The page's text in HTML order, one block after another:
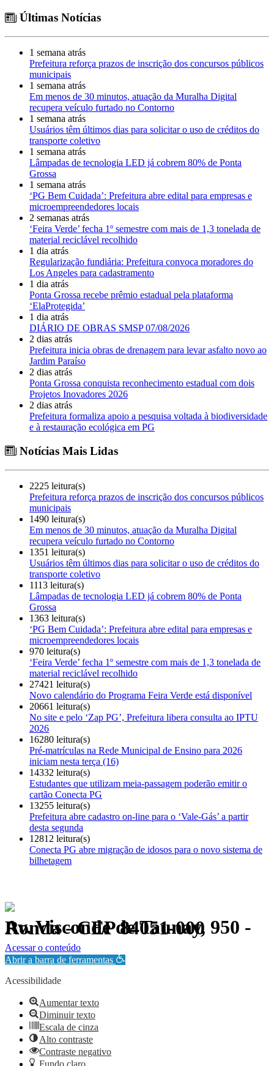
Últimas Notícias
1 semana atrás
Prefeitura reforça prazos de inscrição dos concursos públicos
municipais
1 semana atrás
Em menos de 30 minutos, atuação da Muralha Digital
recupera veículo furtado no Contorno
1 semana atrás
Usuários têm últimos dias para solicitar o uso de créditos do
transporte coletivo
1 semana atrás
Lâmpadas de tecnologia LED já cobrem 80% de Ponta
Grossa
1 semana atrás
‘PG Bem Cuidada’: Prefeitura abre edital para empresas e
microempreendedores locais
2 semanas atrás
‘Feira Verde’ fecha 1º semestre com mais de 1,3 tonelada de
material reciclável recolhido
1 dia atrás
Regularização fundiária: Prefeitura convoca moradores do
Los Angeles para cadastramento
1 dia atrás
Ponta Grossa recebe prêmio estadual pela plataforma
‘ElaProtegida’
1 dia atrás
DIÁRIO DE OBRAS SMSP 07/08/2026
2 dias atrás
Prefeitura inicia obras de drenagem para levar asfalto novo ao
Jardim Paraíso
2 dias atrás
Ponta Grossa conquista reconhecimento estadual com dois
Projetos Inovadores 2026
2 dias atrás
Prefeitura formaliza apoio a pesquisa voltada à biodiversidade
e à restauração ecológica em PG
Notícias Mais Lidas
2225 leitura(s)
Prefeitura reforça prazos de inscrição dos concursos públicos
municipais
1490 leitura(s)
Em menos de 30 minutos, atuação da Muralha Digital
recupera veículo furtado no Contorno
1351 leitura(s)
Usuários têm últimos dias para solicitar o uso de créditos do
transporte coletivo
1113 leitura(s)
Lâmpadas de tecnologia LED já cobrem 80% de Ponta
Grossa
1363 leitura(s)
‘PG Bem Cuidada’: Prefeitura abre edital para empresas e
microempreendedores locais
970 leitura(s)
‘Feira Verde’ fecha 1º semestre com mais de 1,3 tonelada de
material reciclável recolhido
27421 leitura(s)
Novo calendário do Programa Feira Verde está disponível
20661 leitura(s)
No site e pelo ‘Zap PG’, Prefeitura libera consulta ao IPTU
2026
16280 leitura(s)
Pré-matrículas na Rede Municipal de Ensino para 2026
iniciam nesta terça (16)
14332 leitura(s)
Estudantes que utilizam meia-passagem poderão emitir o
cartão Conecta PG
13255 leitura(s)
Prefeitura abre cadastro on-line para o ‘Vale-Gás’ a partir
desta segunda
12812 leitura(s)
Conecta PG abre migração de idosos para o novo sistema de
bilhetagem
Av. Visconde de Taunay, 950 - Ronda - CEP 84051-000
Política de Privacidade.
Acessar o conteúdo
Abrir a barra de ferramentas
Acessibilidade
Aumentar texto
Diminuir texto
Escala de cinza
Alto contraste
Contraste negativo